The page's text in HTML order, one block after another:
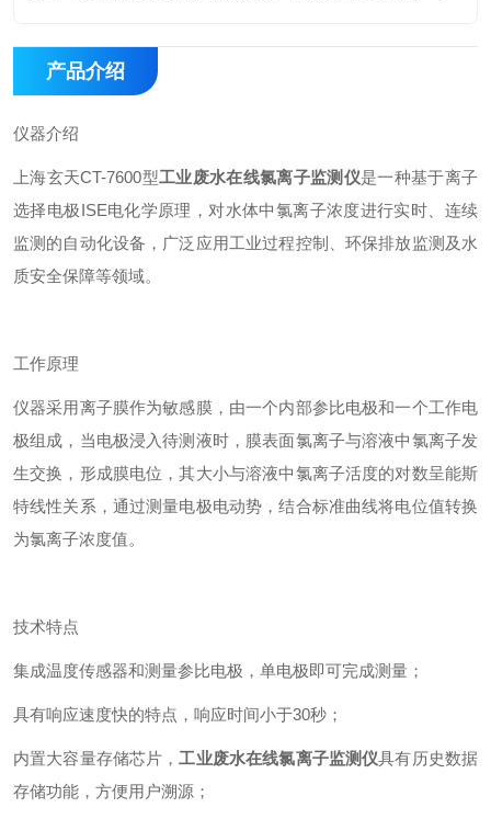
产品介绍
仪器介绍
上海玄天CT-7600型工业废水在线氯离子监测仪是一种基于离子
选择电极ISE电化学原理，对水体中氯离子浓度进行实时、连续
监测的自动化设备，广泛应用工业过程控制、环保排放监测及水
质安全保障等领域。
工作原理
仪器采用离子膜作为敏感膜，由一个内部参比电极和一个工作电
极组成，当电极浸入待测液时，膜表面氯离子与溶液中氯离子发
生交换，形成膜电位，其大小与溶液中氯离子活度的对数呈能斯
特线性关系，通过测量电极电动势，结合标准曲线将电位值转换
为氯离子浓度值。
技术特点
集成温度传感器和测量参比电极，单电极即可完成测量；
具有响应速度快的特点，响应时间小于30秒；
内置大容量存储芯片，工业废水在线氯离子监测仪具有历史数据
存储功能，方便用户溯源；